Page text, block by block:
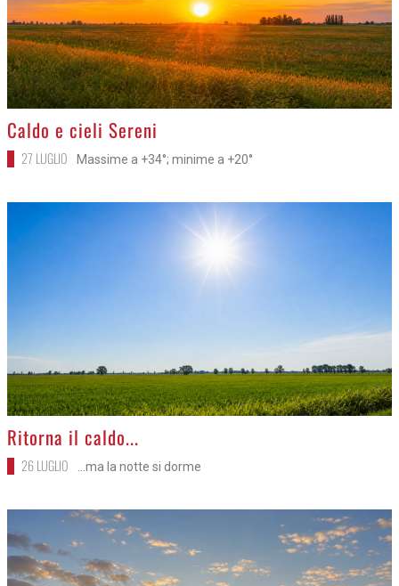
>
Caldo e cieli Sereni
27 LUGLIO Massime a +34°; minime a +20°
>
Ritorna il caldo...
26 LUGLIO ...ma la notte si dorme